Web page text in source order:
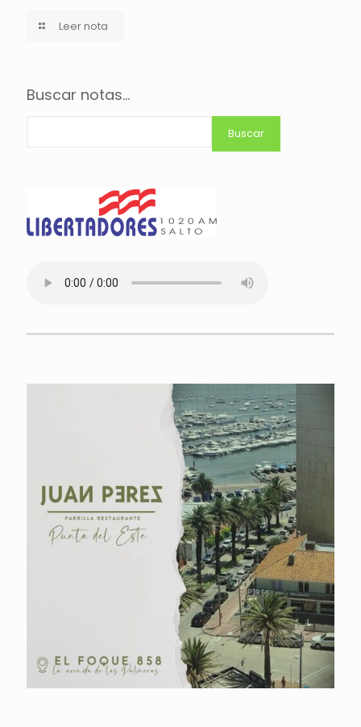
Leer nota
Buscar notas...
Buscar